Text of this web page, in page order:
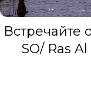
Встречайте
SO/ Ras